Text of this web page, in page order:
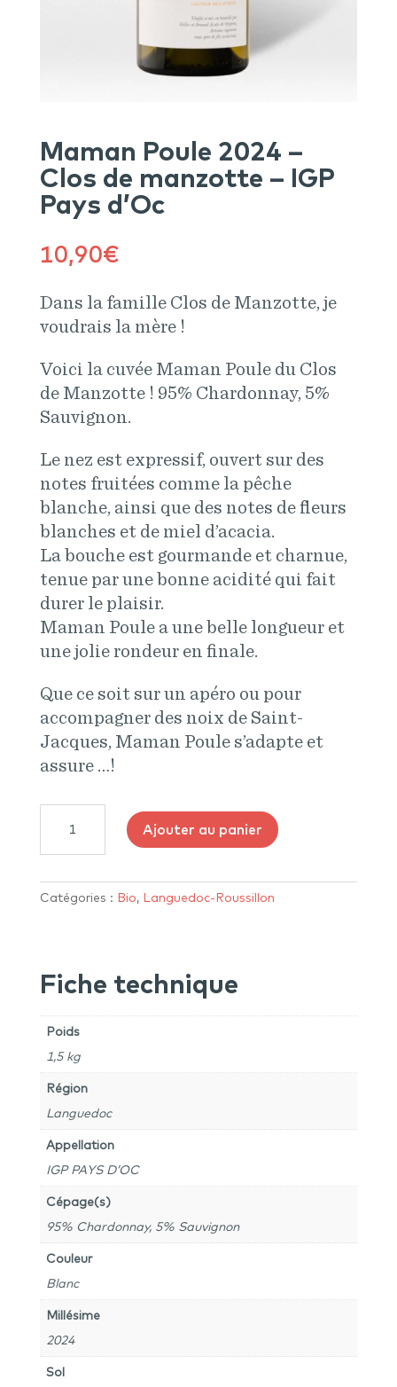
Maman Poule 2024 –
Clos de manzotte – IGP
Pays d’Oc
10,90€
Dans la famille Clos de Manzotte, je
voudrais la mère !
Voici la cuvée Maman Poule du Clos
de Manzotte ! 95% Chardonnay, 5%
Sauvignon.
Le nez est expressif, ouvert sur des
notes fruitées comme la pêche
blanche, ainsi que des notes de fleurs
blanches et de miel d’acacia.
La bouche est gourmande et charnue,
tenue par une bonne acidité qui fait
durer le plaisir.
Maman Poule a une belle longueur et
une jolie rondeur en finale.
Que ce soit sur un apéro ou pour
accompagner des noix de Saint-
Jacques, Maman Poule s’adapte et
assure …!
Maman
2024
manzotte
-
IGP
Pays
d'Oc
Ajouter au panier
Catégories : Bio, Languedoc-Roussillon
Fiche technique
Poids
1,5 kg
Région
Languedoc
Appellation
IGP PAYS D’OC
Cépage(s)
95% Chardonnay, 5% Sauvignon
Couleur
Blanc
Millésime
2024
Sol